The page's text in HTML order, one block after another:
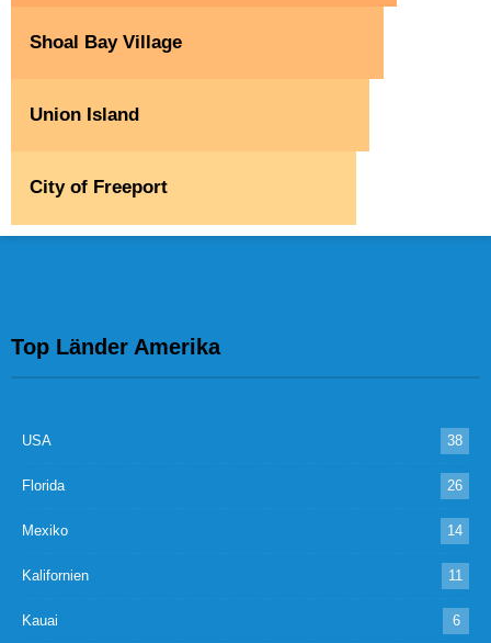
Shoal Bay Village
Union Island
City of Freeport
Top Länder Amerika
USA 38
Florida 26
Mexiko 14
Kalifornien 11
Kauai 6